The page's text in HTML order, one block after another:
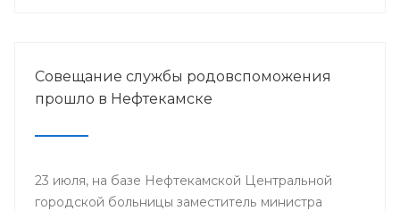
Совещание службы родовспоможения
прошло в Нефтекамске
23 июля, на базе Нефтекамской Центральной
городской больницы заместитель министра